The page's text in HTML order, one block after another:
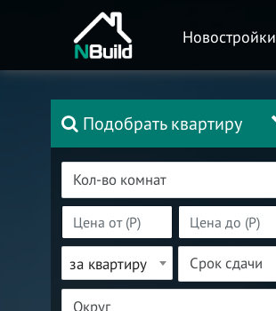
Новостройки
Подобрать квартиру
за квартиру